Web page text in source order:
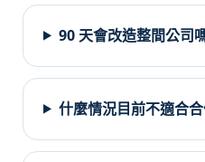
90 天會改造整間公司
什麼情況目前不適合合